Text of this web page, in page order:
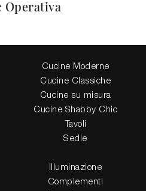
Operativa
Cucine Moderne
Cucine Classiche
Cucine su misura
Cucine Shabby Chic
Tavoli
Sedie
Illuminazione
Complementi